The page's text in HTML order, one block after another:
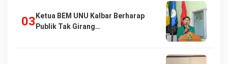
Ketua BEM UNU Kalbar Berharap
Publik Tak Girang…